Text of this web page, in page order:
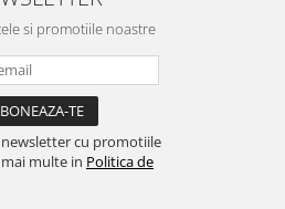
si promotiile noastre
cu promotiile
multe in Politica de